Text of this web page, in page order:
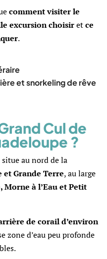
comment visiter le
excursion choisiretce
.
et snorkeling de rêve
Cul de
?
au nord de la
et Grande Terre, au large
Morne à l’Eau et Petit
de corail d’environ
zone d’eau peu profonde